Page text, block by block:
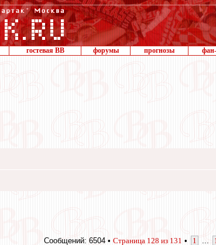
гостевая ВВ форумы прогнозы
Сообщений: 6504 • Страница 128 из 131 • 1